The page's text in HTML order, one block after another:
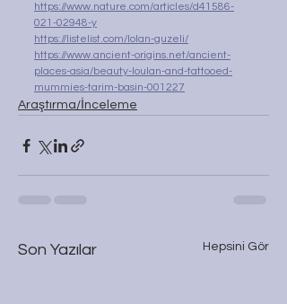
https://www.nature.com/articles/d41586-
021-02948-y
https://listelist.com/lolan-guzeli/
https://www.ancient-origins.net/ancient-
places-asia/beauty-loulan-and-tattooed-
mummies-tarim-basin-001227
Araştırma/İnceleme
Son Yazılar Hepsini Gör